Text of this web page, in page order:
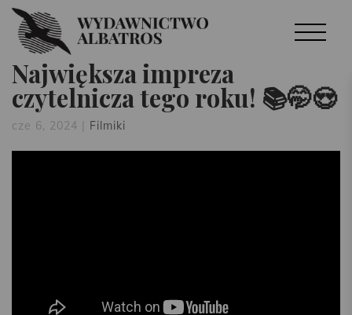
Największa impreza
czytelnicza tego roku! 📚🤭😍
cze 6, 2024 | Filmiki